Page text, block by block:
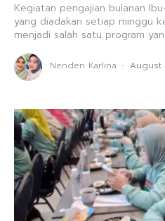
Kegiatan pengajian bulanan
yang diadakan setiap minggu
menjadi salah satu program
Nenden Karlina - August